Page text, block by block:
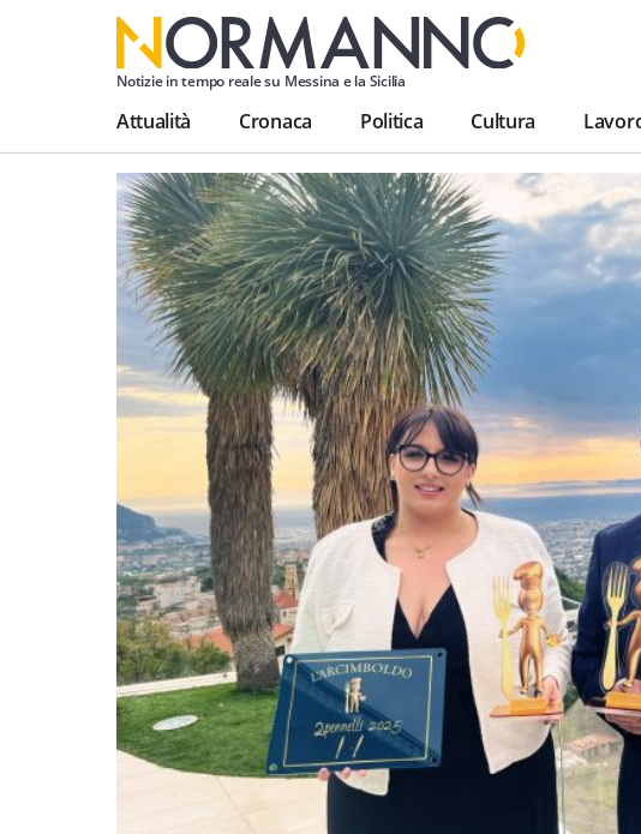
Notizie in tempo reale su Messina e la Sicilia
Attualità Cronaca Politica Cultura